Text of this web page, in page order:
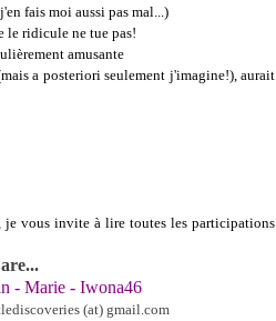
fais moi aussi pas mal...)
le ridicule ne tue pas!
amusante
a posteriori seulement j'imagine!), aurait
vous invite à lire toutes les participations
- Marie - Iwona46
(at) gmail.com